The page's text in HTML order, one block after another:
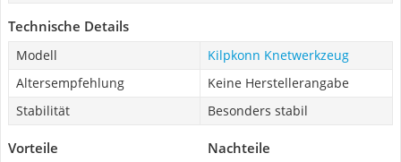
Technische Details
Modell
Kilpkonn Knetwerkzeug
Altersempfehlung
Keine Herstellerangabe
Stabilität
Besonders stabil
Vorteile Nachteile